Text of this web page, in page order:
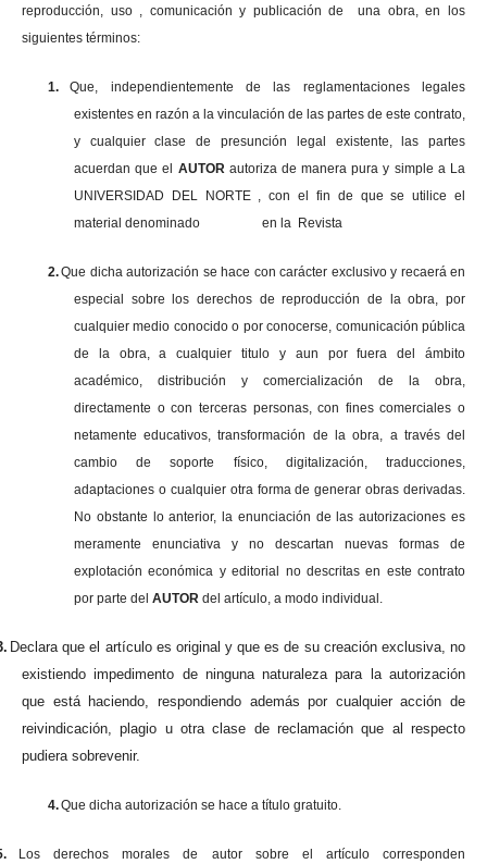
reproducción, uso , comunicación y publicación de una obra, en los
siguientes términos:
1.
Que, independientemente de las reglamentaciones legales
existentes en razón a la vinculación de las partes de este contrato,
y cualquier clase de presunción legal existente, las partes
acuerdan que el AUTOR autoriza de manera pura y simple a La
UNIVERSIDAD DEL NORTE , con el fin de que se utilice el
material denominado en la Revista
2.Que dicha autorización se hace con carácter exclusivo y recaerá en
especial sobre los derechos de reproducción de la obra, por
cualquier medio conocido o por conocerse, comunicación pública
de la obra, a cualquier titulo y aun por fuera del ámbito
académico, distribución y comercialización de la obra,
directamente o con terceras personas, con fines comerciales o
netamente educativos, transformación de la obra, a través del
cambio de soporte físico, digitalización, traducciones,
adaptaciones o cualquier otra forma de generar obras derivadas.
No obstante lo anterior, la enunciación de las autorizaciones es
meramente enunciativa y no descartan nuevas formas de
explotación económica y editorial no descritas en este contrato
por parte del AUTORdel artículo, a modo individual.
Declara que el artículo es original y que es de su creación exclusiva, no
existiendo impedimento de ninguna naturaleza para la autorización
que está haciendo, respondiendo además por cualquier acción de
reivindicación, plagio u otra clase de reclamación que al respecto
pudiera sobrevenir.
4.Que dicha autorización se hace a título gratuito.
Los derechos morales de autor sobre el artículo corresponden